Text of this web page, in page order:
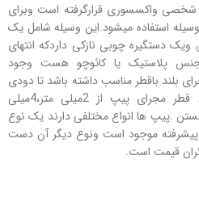
شخصی واکسسوری قرارگرفته است وبرای
استفاده میشود.این وسیله شامل یک
ویک دستگیره چوبی نازکی داردکه انتهای
پلاستیک یا کائوچو هست وجود
بلند باقطر مناسب داشته باشد تا دودی
توتون پیپ از آن گذر کند..طول قطر مجرای پیپ از 2میلی متر،4میلی
متغییر هستن .پیپ ها انواع مختلفی دارند یک نوع
موجود است ونوع دیگر آن دست
قیمت است.